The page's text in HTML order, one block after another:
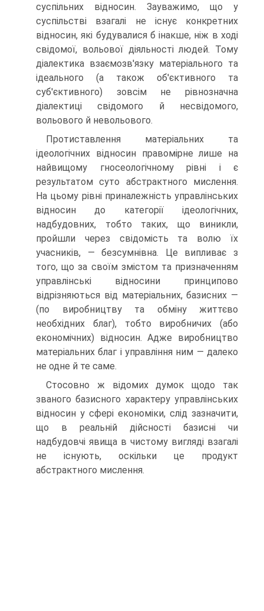
суспільних відносин. Зауважимо, що у
суспільстві взагалі не існує конкретних
відносин, які будувалися б інакше, ніж в ході
свідомої, вольової діяльності людей. Тому
діалектика взаємозв'язку матеріального та
ідеального (а також об'єктивного та
суб'єктивного) зовсім не рівнозначна
діалектиці свідомого й несвідомого,
вольового й невольового.
Протиставлення матеріальних та
ідеологічних відносин правомірне лише на
найвищому гносеологічному рівні і є
результатом суто абстрактного мислення.
На цьому рівні приналежність управлінських
відносин до категорії ідеологічних,
надбудовних, тобто таких, що виникли,
пройшли через свідомість та волю їх
учасників, — безсумнівна. Це випливає з
того, що за своїм змістом та призначенням
управлінські відносини принципово
відрізняються від матеріальних, базисних —
(по виробництву та обміну життєво
необхідних благ), тобто виробничих (або
економічних) відносин. Адже виробництво
матеріальних благ і управління ним — далеко
не одне й те саме.
Стосовно ж відомих думок щодо так
званого базисного характеру управлінських
відносин у сфері економіки, слід зазначити,
що в реальній дійсності базисні чи
надбудовчі явища в чистому вигляді взагалі
не існують, оскільки це продукт
абстрактного мислення.